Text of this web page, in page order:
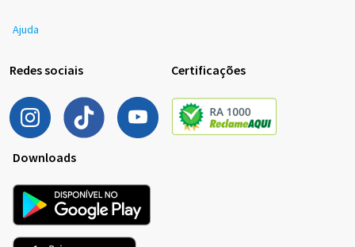
Ajuda
Redes sociais Certificações
Downloads